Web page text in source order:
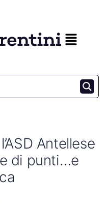
Antellese
di punti…e